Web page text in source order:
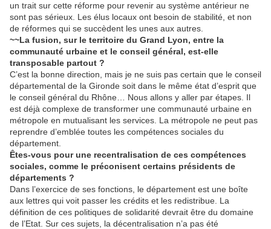
un trait sur cette réforme pour revenir au système antérieur ne
sont pas sérieux. Les élus locaux ont besoin de stabilité, et non
de réformes qui se succèdent les unes aux autres.
~~La fusion, sur le territoire du Grand Lyon, entre la
communauté urbaine et le conseil général, est-elle
transposable partout ?
C’est la bonne direction, mais je ne suis pas certain que le conseil
départemental de la Gironde soit dans le même état d’esprit que
le conseil général du Rhône… Nous allons y aller par étapes. Il
est déjà complexe de transformer une communauté urbaine en
métropole en mutualisant les services. La métropole ne peut pas
reprendre d’emblée toutes les compétences sociales du
département.
Êtes-vous pour une recentralisation de ces compétences
sociales, comme le préconisent certains présidents de
départements ?
Dans l’exercice de ses fonctions, le département est une boîte
aux lettres qui voit passer les crédits et les redistribue. La
définition de ces politiques de solidarité devrait être du domaine
de l’Etat. Sur ces sujets, la décentralisation n’a pas été